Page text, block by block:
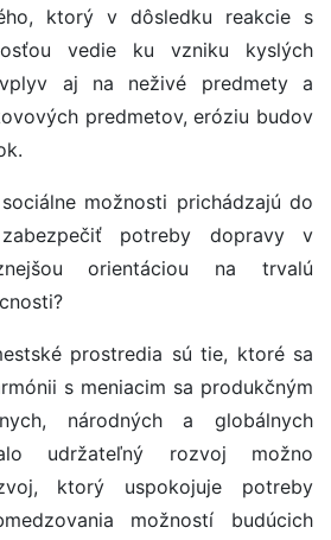
ktorý v dôsledku reakcie s
vedie ku vzniku kyslých
aj na neživé predmety a
predmetov, eróziu budov
možnosti prichádzajú do
potreby dopravy v
orientáciou na trvalú
prostredia sú tie, ktoré sa
s meniacim sa produkčným
národných a globálnych
udržateľný rozvoj možno
ktorý uspokojuje potreby
možností budúcich